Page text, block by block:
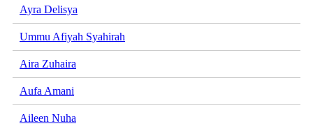
Ayra Delisya
Ummu Afiyah Syahirah
Aira Zuhaira
Aufa Amani
Aileen Nuha